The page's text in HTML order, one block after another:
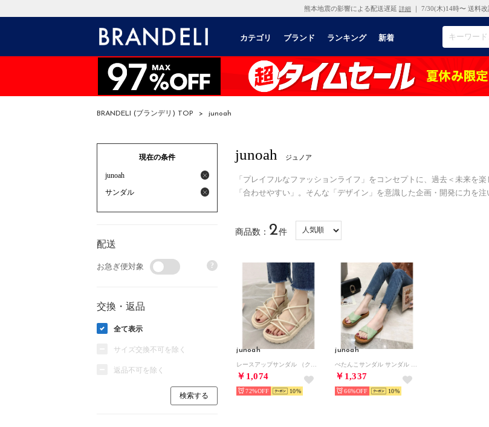
熊本地震の影響による配送遅延 詳細 ｜ 7/30(木)14時〜 送料改
カテゴリ ブランド ランキング 新着
BRANDELI (ブランデリ) TOP > junoah
現在の条件
junoah
サンダル
配送
お急ぎ便対象 ?
交換・返品
全て表示
サイズ交換不可を除く
返品不可を除く
junoah ジュノア
「プレイフルなファッションライフ」をコンセプトに、過去＜未来を
「合わせやすい」。そんな「デザイン」を意識した企画・開発に力を
商品数： 2件
junoah
￥1,074
72% 10
junoah
￥1,337
66% 10